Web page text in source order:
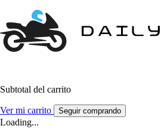
Subtotal del carrito
Ver mi carrito Seguir comprando
Loading...